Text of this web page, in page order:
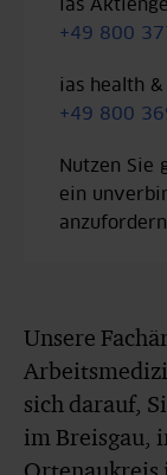
ias
+49 800
ias health &
+49 800
Nutzen Sie
ein
Unsere
sich darauf,
im Breisgau,